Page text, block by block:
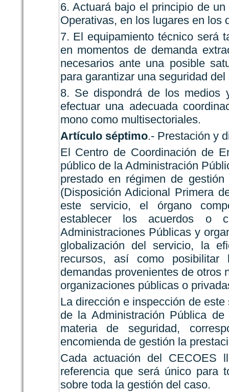
6. Actuará bajo el principio de
Operativas, en los lugares en los
7. El equipamiento técnico será
en momentos de demanda
necesarios ante una posible
para garantizar una seguridad del
8. Se dispondrá de los medios
efectuar una adecuada
mono como multisectoriales.
Artículo séptimo.- Prestación y
El Centro de Coordinación de
público de la Administración
prestado en régimen de
(Disposición Adicional Primera
este servicio, el órgano
establecer los acuerdos o
Administraciones Públicas y
globalización del servicio, la
recursos, así como
demandas provenientes de otros
organizaciones públicas o
La dirección e inspección de
de la Administración Pública
materia de seguridad,
encomienda de gestión la
Cada actuación del CECOES
referencia que será único para
sobre toda la gestión del caso.